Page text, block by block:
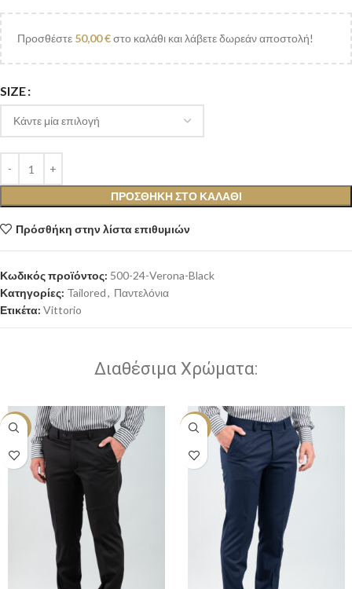
Προσθέστε 50,00€στο καλάθι και λάβετε δωρεάν αποστολή!
SIZE
ΠΡΟΣΘΉΚΗ ΣΤΟ ΚΑΛΆΘΙ
Πρόσθήκη στην λίστα επιθυμιών
Κωδικός προϊόντος: 500-24-Verona-Black
Κατηγορίες: Tailored, Παντελόνια
Ετικέτα: Vittorio
Διαθέσιμα Χρώματα:
-30% -30%